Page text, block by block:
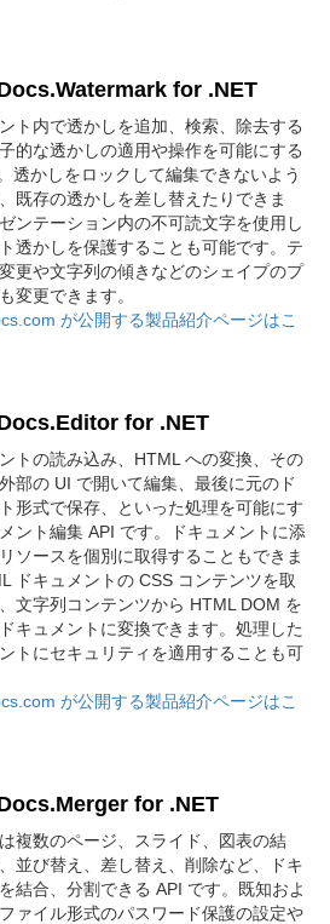
for .NET
ト内で透かしを追加、検索、除去する
的な透かしの適用や操作を可能にする
透かしをロックして編集できないよう
既存の透かしを差し替えたりできま
ンテーション内の不可読文字を使用し
透かしを保護することも可能です。テ
更や文字列の傾きなどのシェイプのプ
変更できます。
が公開する製品紹介ページはこ
for .NET
トの読み込み、HTML への変換、その
部の UI で開いて編集、最後に元のド
形式で保存、といった処理を可能にす
ント編集 API です。ドキュメントに添
ソースを個別に取得することもできま
ドキュメントの CSS コンテンツを取
文字列コンテンツから HTML DOM を
キュメントに変換できます。処理した
トにセキュリティを適用することも可
が公開する製品紹介ページはこ
for .NET
複数のページ、スライド、図表の結
並び替え、差し替え、削除など、ドキ
結合、分割できる API です。既知およ
ァイル形式のパスワード保護の設定や